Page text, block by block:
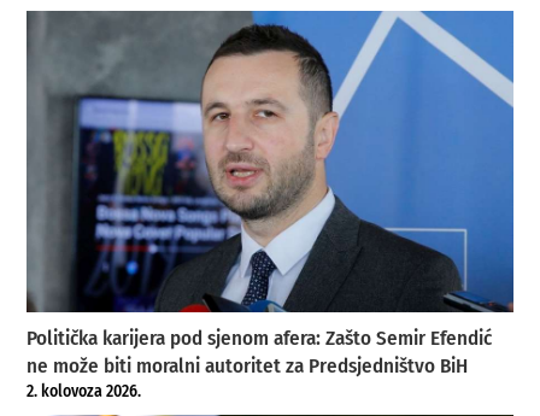
Politička karijera pod sjenom afera: Zašto Semir Efendić
ne može biti moralni autoritet za Predsjedništvo BiH
2. kolovoza 2026.